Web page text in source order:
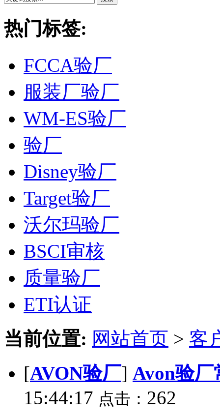
热门标签:
FCCA验厂
服装厂验厂
WM-ES验厂
验厂
Disney验厂
Target验厂
沃尔玛验厂
BSCI审核
质量验厂
ETI认证
当前位置: 网站首页 > 客
[AVON验厂] Avon验厂
15:44:17 点击： 262